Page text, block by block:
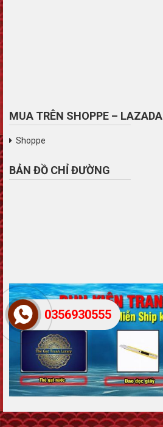
MUA TRÊN SHOPPE – LAZADA
Shoppe
BẢN ĐỒ CHỈ ĐƯỜNG
0356930555